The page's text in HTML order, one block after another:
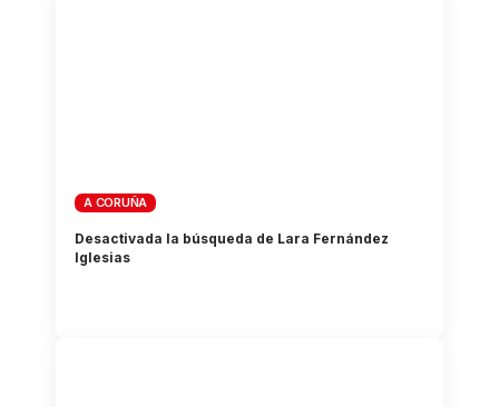
A CORUÑA
Desactivada la búsqueda de Lara Fernández
Iglesias